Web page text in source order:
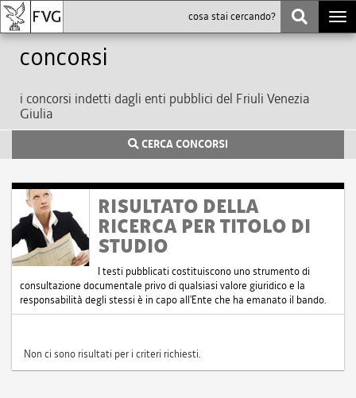
Concorsi
i concorsi indetti dagli enti pubblici del Friuli Venezia
Giulia
CERCA CONCORSI
RISULTATO DELLA
RICERCA PER TITOLO DI
STUDIO
I testi pubblicati costituiscono uno strumento di
consultazione documentale privo di qualsiasi valore giuridico e la
responsabilità degli stessi è in capo all'Ente che ha emanato il bando.
Non ci sono risultati per i criteri richiesti.